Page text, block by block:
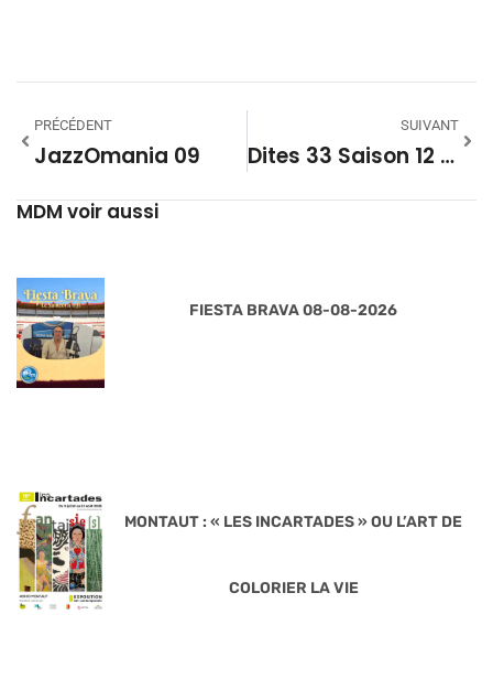
PRÉCÉDENT
JazzOmania 09
SUIVANT
Dites 33 Saison 12 – 04
MDM voir aussi
FIESTA BRAVA 08-08-2026
MONTAUT : « LES INCARTADES » OU L’ART DE
COLORIER LA VIE